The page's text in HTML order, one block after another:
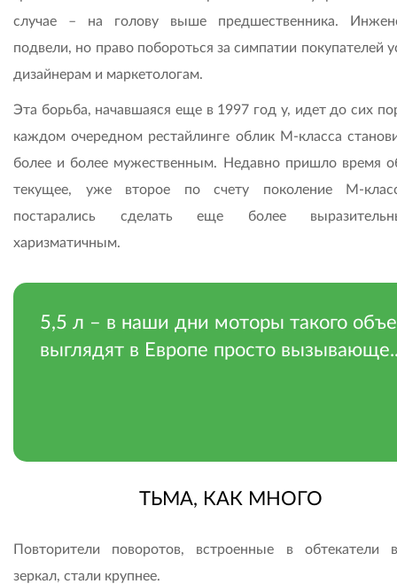
случае – на голову выше предшественника.
подвели, но право побороться за симпатии покупателей
дизайнерам и маркетологам.
Эта борьба, начавшаяся еще в 1997 год у, идет до сих
каждом очередном рестайлинге облик М-класса
более и более мужественным. Недавно пришло время
текущее, уже второе по счету поколение М-
постарались сделать еще более
харизматичным.
5,5 л – в наши дни моторы такого
выглядят в Европе просто
ТЬМА, КАК МНОГО
Повторители поворотов, встроенные в обтекатели
зеркал, стали крупнее.